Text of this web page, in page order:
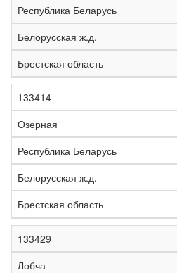
Республика Беларусь
Белорусская ж.д.
Брестская область
133414
Озерная
Республика Беларусь
Белорусская ж.д.
Брестская область
133429
Лобча